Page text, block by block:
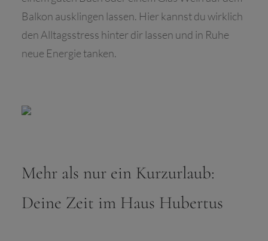
Balkon ausklingen lassen. Hier kannst du wirklich
den Alltagsstress hinter dir lassen und in Ruhe
neue Energie tanken.
Mehr als nur ein Kurzurlaub:
Deine Zeit im Haus Hubertus